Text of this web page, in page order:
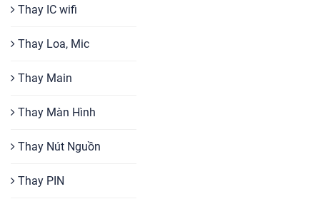
Thay IC wifi
Thay Loa, Mic
Thay Main
Thay Màn Hình
Thay Nút Nguồn
Thay PIN